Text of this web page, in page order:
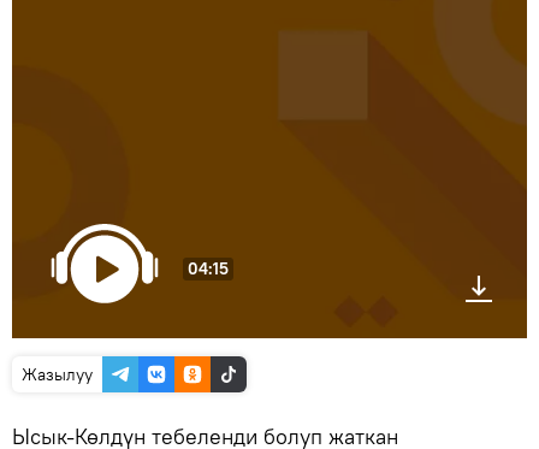
04:15
Жазылуу
Ысык-Көлдүн тебеленди болуп жаткан